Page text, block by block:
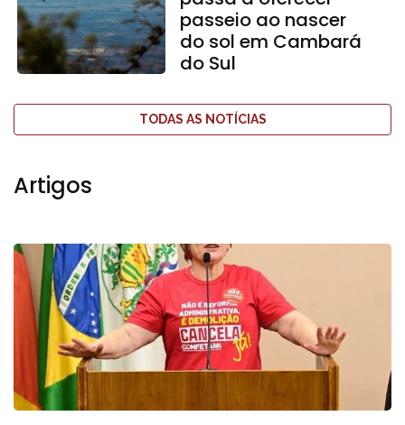
passeio ao nascer
do sol em Cambará
do Sul
TODAS AS NOTÍCIAS
Artigos